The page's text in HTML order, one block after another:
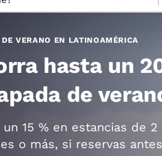
América
Selecciona
English
Português
DE VERANO EN LATINOAMÉRICA
hasta un
de
un 15 % en estancias de
o más, si reservas